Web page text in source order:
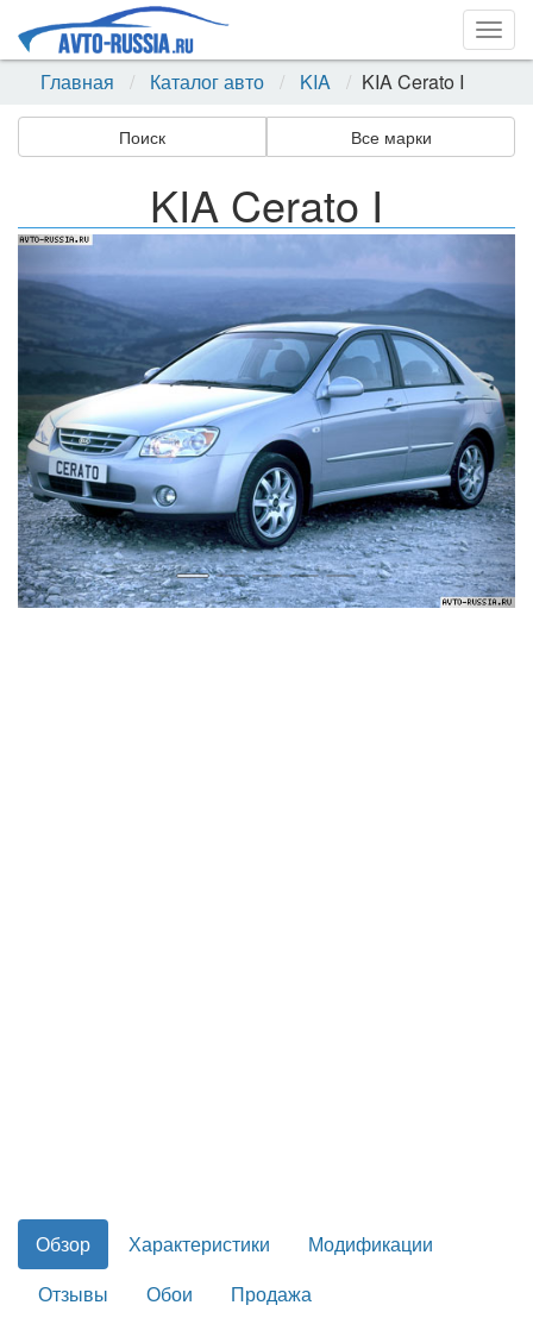
Главная
Каталог авто KIA KIA Cerato I
Поиск Все марки
KIA Cerato I
Назад
Обзор Характеристики
Модификации
Отзывы
Обои Продажа